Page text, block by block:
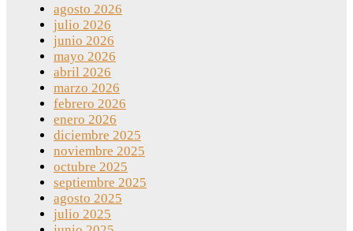
agosto 2026
julio 2026
junio 2026
mayo 2026
abril 2026
marzo 2026
febrero 2026
enero 2026
diciembre 2025
noviembre 2025
octubre 2025
septiembre 2025
agosto 2025
julio 2025